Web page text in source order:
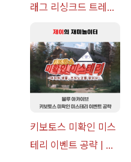
래그 리싱크드 트레이
v1.0+] 다운로드
키보토스 미확인 미스
테리 이벤트 공략 | 블